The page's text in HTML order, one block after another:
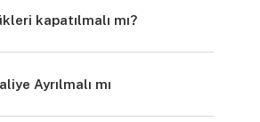
kapatılmalı mı?
Ayrılmalı mı